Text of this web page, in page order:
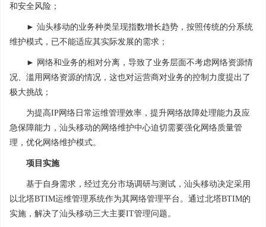
和安全风险；
► 汕头移动的业务种类呈现指数增长趋势，按照传统的分系统
维护模式，已不能适应其实际发展的需求；
► 网络和业务的相对分离，导致了业务层面不考虑网络资源情
况、滥用网络资源的情况，这也对运营商对业务的控制力度提出了
极大挑战；
为提高IP网络日常运维管理效率，提升网络故障处理能力及应
急保障能力，汕头移动的网络维护中心迫切需要强化网络质量管
理，优化网络维护模式。
项目实施
基于自身需求，经过充分市场调研与测试，汕头移动决定采用
以北塔BTIM运维管理系统作为其网络管理平台。通过北塔BTIM的
实施，解决了汕头移动三大主要IT管理问题。